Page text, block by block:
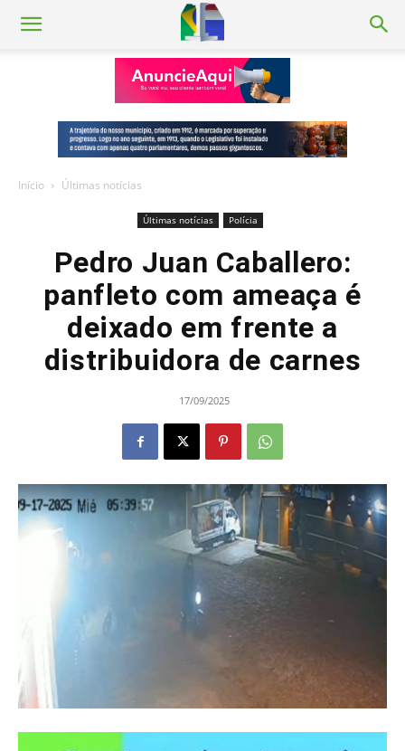
Início Últimas notícias
Últimas notícias Polícia
Pedro Juan Caballero:
panfleto com ameaça é
deixado em frente a
distribuidora de carnes
17/09/2025